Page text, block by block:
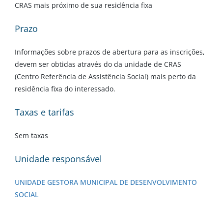
CRAS mais próximo de sua residência fixa
Prazo
Informações sobre prazos de abertura para as inscrições,
devem ser obtidas através do da unidade de CRAS
(Centro Referência de Assistência Social) mais perto da
residência fixa do interessado.
Taxas e tarifas
Sem taxas
Unidade responsável
UNIDADE GESTORA MUNICIPAL DE DESENVOLVIMENTO
SOCIAL